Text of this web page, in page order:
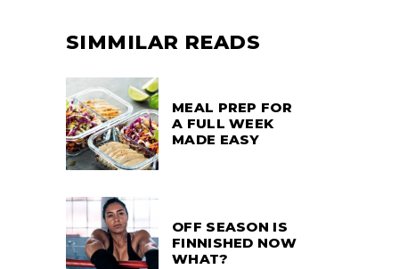
SIMMILAR READS
MEAL PREP FOR
A FULL WEEK
MADE EASY
OFF SEASON IS
FINNISHED NOW
WHAT?